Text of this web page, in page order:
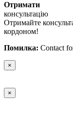
Отримати
консультацію
Отримайте
кордоном!
Помилка: Contact
×
×